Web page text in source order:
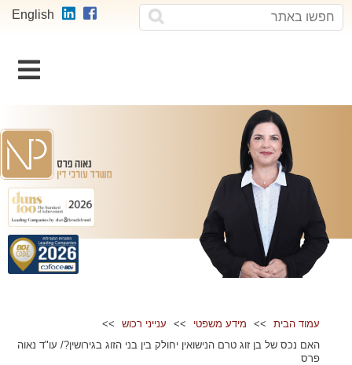
חפשו
באתר
חפשו English
עמוד הבית מידע משפטי
ענייני רכוש
האם נכס של בן זוג טרם הנישואין יחולק בין בני הזוג בגירושין?/ עו"ד נאוה
פרס